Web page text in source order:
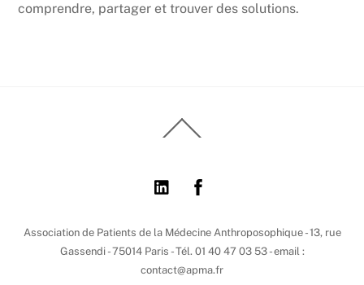
comprendre, partager et trouver des solutions.
To
Association de Patients de la Médecine Anthroposophique - 13, rue
Gassendi - 75014 Paris - Tél. 01 40 47 03 53 - email :
contact@apma.fr